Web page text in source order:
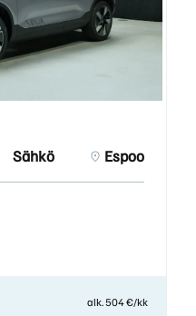
Sähkö Espoo
alk. 504 €/kk